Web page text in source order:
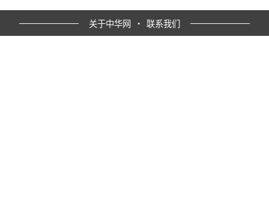
关于中华网 · 联系我们